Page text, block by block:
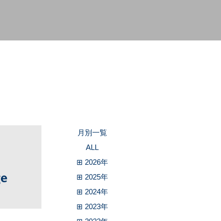
月別一覧
ALL
⊞ 2026年
⊞ 2025年
⊞ 2024年
⊞ 2023年